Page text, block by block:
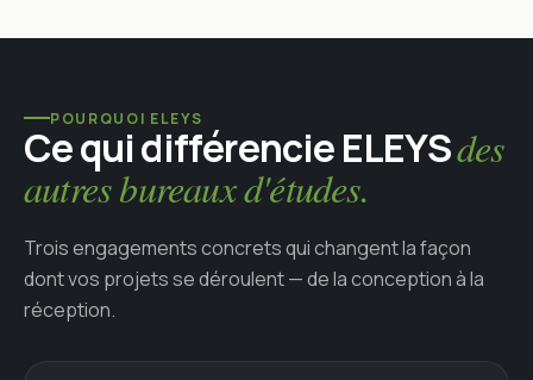
POURQUOI ELEYS
Ce qui différencie ELEYSdes
autres bureaux d'études.
Trois engagements concrets qui changent la façon
dont vos projets se déroulent — de la conception à la
réception.